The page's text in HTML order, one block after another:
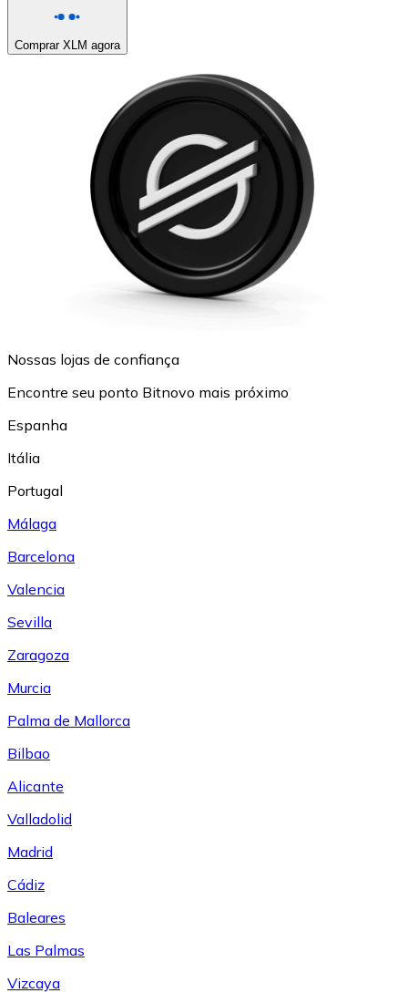
Comprar XLM agora
Nossas lojas de confiança
Encontre seu ponto Bitnovo mais próximo
Espanha
Itália
Portugal
Málaga
Barcelona
Valencia
Sevilla
Zaragoza
Murcia
Palma de Mallorca
Bilbao
Alicante
Valladolid
Madrid
Cádiz
Baleares
Las Palmas
Vizcaya